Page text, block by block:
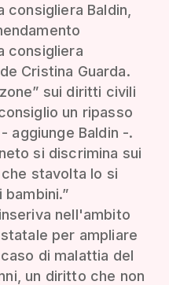
Baldin,
consigliera
Cristina Guarda.
sui diritti civili
un ripasso
aggiunge Baldin -.
si discrimina sui
stavolta lo si
nell'ambito
per ampliare
di malattia del
un diritto che non